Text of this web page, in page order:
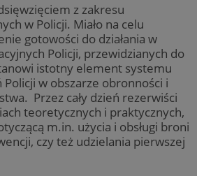
z zakresu
w Policji. Miało na celu
gotowości do działania w
Policji, przewidzianych do
istotny element systemu
Policji w obszarze obronności i
Przez cały dzień rezerwiści
teoretycznych i praktycznych,
m.in. użycia i obsługi broni
czy też udzielania pierwszej